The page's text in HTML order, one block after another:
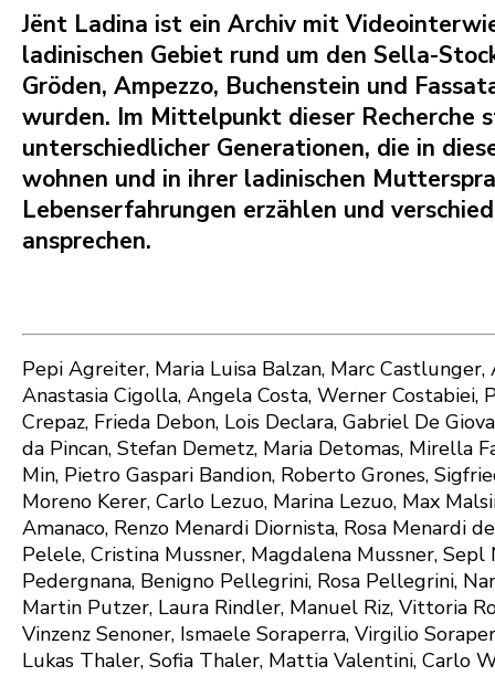
Jënt Ladina ist ein Archiv mit
ladinischen Gebiet rund um den Sella-
Gröden, Ampezzo, Buchenstein und
wurden. Im Mittelpunkt dieser Recherche
unterschiedlicher Generationen, die in
wohnen und in ihrer ladinischen
Lebenserfahrungen erzählen und
ansprechen.
Pepi Agreiter, Maria Luisa Balzan, Marc Castlunger,
Anastasia Cigolla, Angela Costa, Werner Costabiei,
Crepaz, Frieda Debon, Lois Declara, Gabriel De
da Pincan, Stefan Demetz, Maria Detomas, Mirella
Min, Pietro Gaspari Bandion, Roberto Grones,
Moreno Kerer, Carlo Lezuo, Marina Lezuo, Max
Amanaco, Renzo Menardi Diornista, Rosa Menardi
Pelele, Cristina Mussner, Magdalena Mussner,
Pedergnana, Benigno Pellegrini, Rosa Pellegrini,
Martin Putzer, Laura Rindler, Manuel Riz, Vittoria
Vinzenz Senoner, Ismaele Soraperra, Virgilio
Lukas Thaler, Sofia Thaler, Mattia Valentini, Carlo